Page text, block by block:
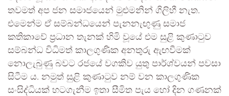
තවමත් අප ජන සමාජයෙන් මුළුමනින් ගිලිහී නැත.
එමෙන්ම ඒ සම්බන්ධයෙන් පැනනැඟුණු සමාජ
කතිකාවේ ප්‍රධාන තැනක් හිමි වූයේ එම සුළි කුණාටුව
සම්බන්ධ විධිමත් කාලගුණික අනතුරු ඇඟවීමක්
නොලැබුණු බවට රජයේ වගකිව යුතු පාර්ශ්වයන් පවසා
සිටීම ය. නමුත් සුළි කුණාටුව නම් වන කාලගුණික
සංසිද්ධියක් හටගැනීම ඉතා සීමිත පැය හෝ දින ගණනක්